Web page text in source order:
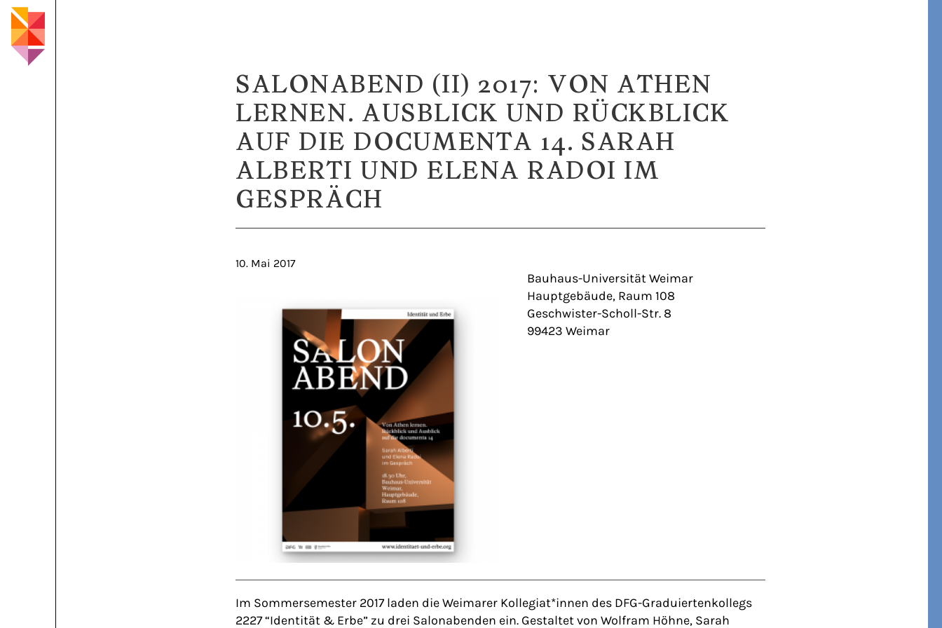
SALONABEND (II) 2017: VON ATHEN
LERNEN. AUSBLICK UND RÜCKBLICK
AUF DIE DOCUMENTA 14. SARAH
ALBERTI UND ELENA RADOI IM
GESPRÄCH
10. Mai 2017
Bauhaus-Universität Weimar
Hauptgebäude, Raum 108
Geschwister-Scholl-Str. 8
99423 Weimar
Im Sommersemester 2017 laden die Weimarer Kollegiat*innen des DFG-Graduiertenkollegs
2227 “Identität & Erbe” zu drei Salonabenden ein. Gestaltet von Wolfram Höhne, Sarah